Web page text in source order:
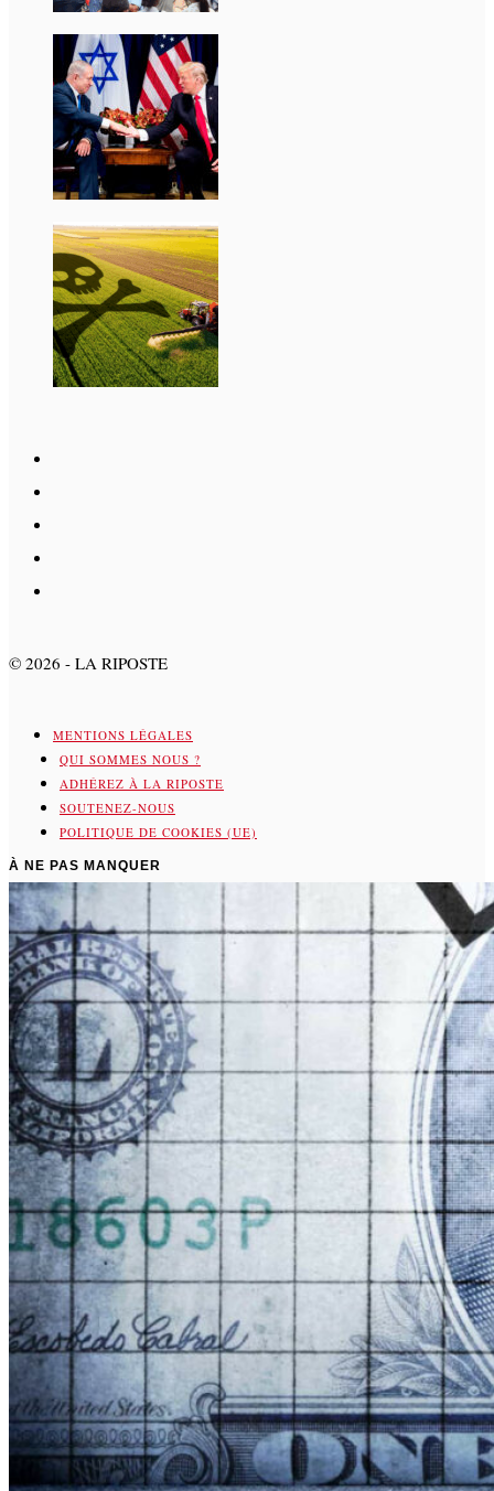
© 2026 - LA RIPOSTE
MENTIONS LÉGALES
QUI SOMMES NOUS ?
ADHÉREZ À LA RIPOSTE
SOUTENEZ-NOUS
POLITIQUE DE COOKIES (UE)
À NE PAS MANQUER